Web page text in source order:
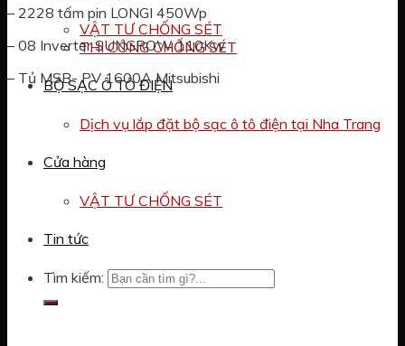
VẬT TƯ CHỐNG SÉT
THI CÔNG CHỐNG SÉT
BỘ SẠC Ô TÔ ĐIỆN
Dịch vụ lắp đặt bộ sạc ô tô điện tại Nha Trang
Cửa hàng
VẬT TƯ CHỐNG SÉT
Tin tức
Tìm kiếm:
– 2228 tấm pin LONGI 450Wp
– 08 Inverter SUNGROW 110Kw
– Tủ MSB- PV 1600A Mitsubishi